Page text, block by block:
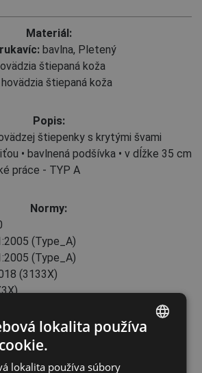
Materiál:
bavlna, Pletený
štiepaná koža
hovädzia štiepaná koža
Popis:
štiepenky s krytými švami
• bavlnená podšívka • v dĺžke 35 cm
práce - TYP A
Normy:
(Type_A)
(Type_A)
(3133X)
Vlastnosti:
CZECH
lokalita používa
lokalita používa súbory